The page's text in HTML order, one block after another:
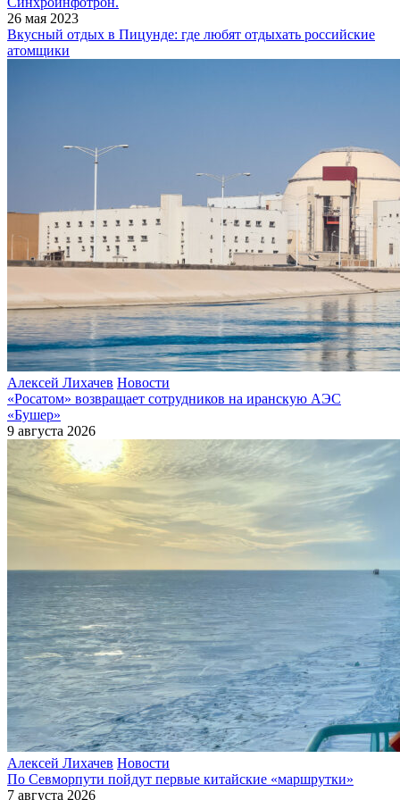
26 мая 2023
Вкусный отдых в Пицунде: где любят отдыхать российские
атомщики
Алексей Лихачев Новости
«Росатом» возвращает сотрудников на иранскую АЭС
«Бушер»
9 августа 2026
Алексей Лихачев Новости
По Севморпути пойдут первые китайские «маршрутки»
7 августа 2026